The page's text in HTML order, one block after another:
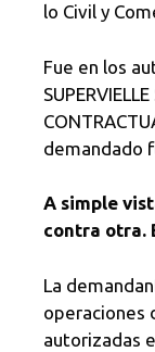
lo Civil y
Fue en los
demandado
A simple
contra otra.
La
operaciones
autorizadas